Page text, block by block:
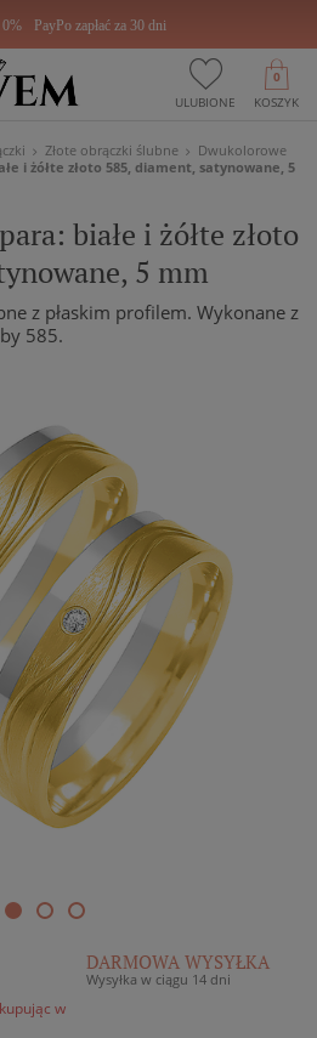
PayPo zapłać za 30 dni
ULUBIONE KOSZYK
0
Złote obrączki ślubne
Dwukolorowe
i żółte złoto 585, diament, satynowane, 5
białe i żółte złoto
5 mm
z płaskim profilem. Wykonane z
585.
w
DARMOWA WYSYŁKA
Wysyłka w ciągu 14 dni